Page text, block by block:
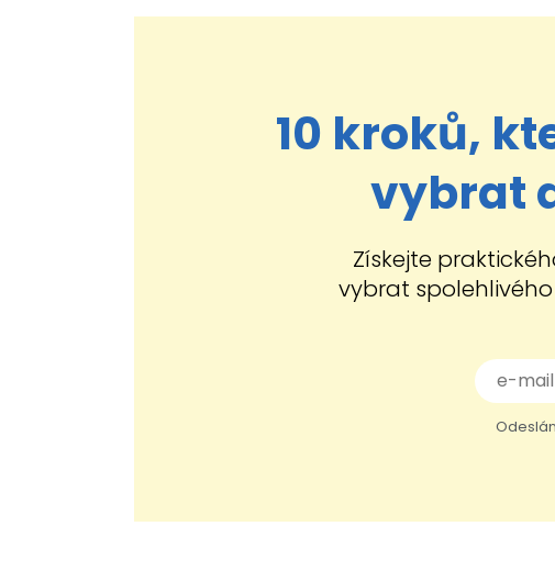
10 kroků,
vybrat
Získejte
vybrat